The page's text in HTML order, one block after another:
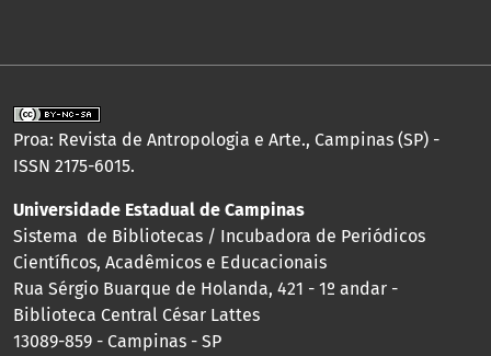
Proa: Revista de Antropologia e Arte., Campinas (SP) -
ISSN 2175-6015.
Universidade Estadual de Campinas
Sistema de Bibliotecas / Incubadora de Periódicos
Científicos, Acadêmicos e Educacionais
Rua Sérgio Buarque de Holanda, 421 - 1º andar -
Biblioteca Central César Lattes
13089-859 - Campinas - SP